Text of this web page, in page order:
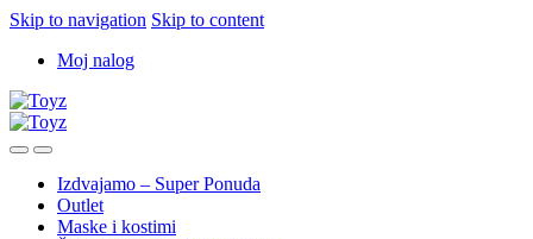
Skip to navigation Skip to content
Moj nalog
Izdvajamo – Super Ponuda
Outlet
Maske i kostimi